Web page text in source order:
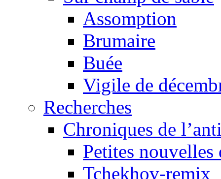
Assomption
Brumaire
Buée
Vigile de
Recherches
Chroniques de
Petites
Tchekhov-remix